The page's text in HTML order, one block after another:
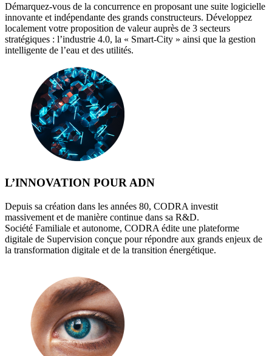
Démarquez-vous de la concurrence en proposant une suite logicielle
innovante et indépendante des grands constructeurs. Développez
localement votre proposition de valeur auprès de 3 secteurs
stratégiques : l’industrie 4.0, la « Smart-City » ainsi que la gestion
intelligente de l’eau et des utilités.
L’INNOVATION POUR ADN
Depuis sa création dans les années 80, CODRA investit
massivement et de manière continue dans sa R&D.
Société Familiale et autonome, CODRA édite une plateforme
digitale de Supervision conçue pour répondre aux grands enjeux de
la transformation digitale et de la transition énergétique.